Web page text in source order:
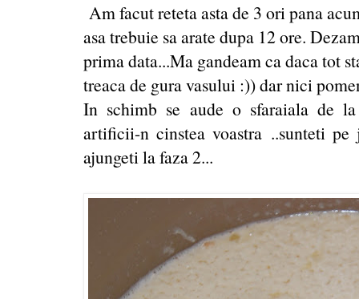
Am facut reteta asta de 3 ori pana
asa trebuie sa arate dupa 12 ore.
prima data...Ma gandeam ca daca tot
treaca de gura vasului :)) dar nici
In schimb se aude o sfaraiala de
artificii-n cinstea voastra ..sunteti
ajungeti la faza 2...